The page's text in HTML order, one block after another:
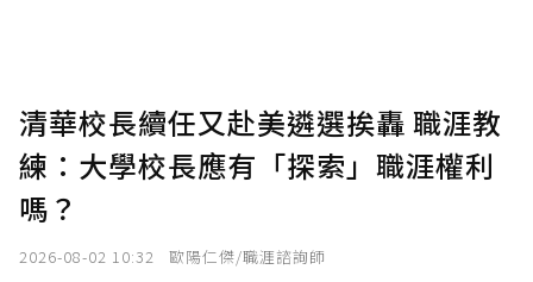
確認送出
清華校長續任又赴美遴選挨轟 職涯教
練：大學校長應有「探索」職涯權利
嗎？
2026-08-02 10:32 歐陽仁傑/職涯諮詢師